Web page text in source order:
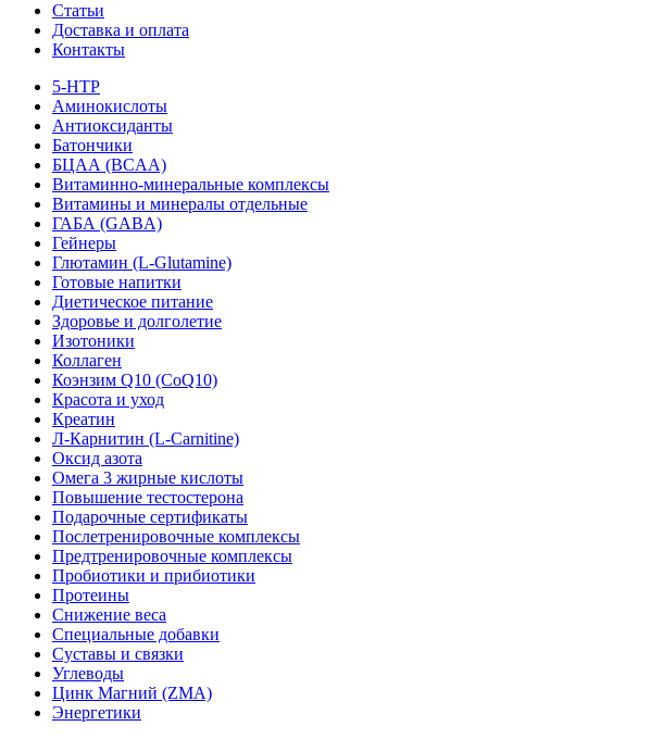
Статьи
Доставка и оплата
Контакты
5-HTP
Аминокислоты
Антиоксиданты
Батончики
БЦАА (BCAA)
Витаминно-минеральные комплексы
Витамины и минералы отдельные
ГАБА (GABA)
Гейнеры
Глютамин (L-Glutamine)
Готовые напитки
Диетическое питание
Здоровье и долголетие
Изотоники
Коллаген
Коэнзим Q10 (CoQ10)
Красота и уход
Креатин
Л-Карнитин (L-Сarnitine)
Оксид азота
Омега 3 жирные кислоты
Повышение тестостерона
Подарочные сертификаты
Послетренировочные комплексы
Предтренировочные комплексы
Пробиотики и прибиотики
Протеины
Снижение веса
Специальные добавки
Суставы и связки
Углеводы
Цинк Магний (ZMA)
Энергетики